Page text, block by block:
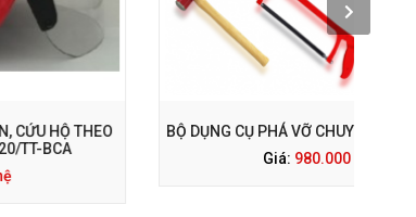
BỘ DỤNG CỤ PHÁ VỠ CHUYÊN DỤNG PCCC
GỌI NGAY: 0938 563 114